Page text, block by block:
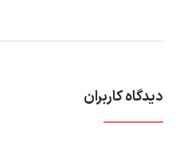
دیدگاه کاربران